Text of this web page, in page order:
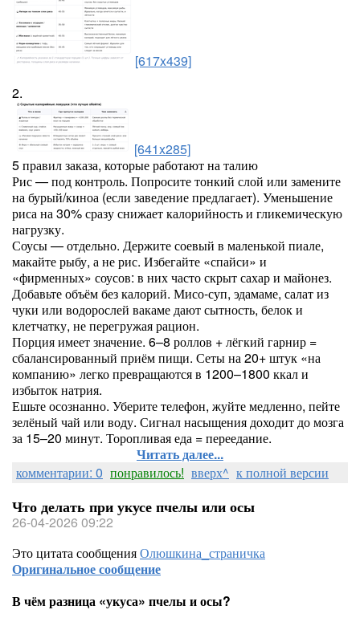
[617x439]
2.
[641x285]
5 правил заказа, которые работают на талию
Рис — под контроль. Попросите тонкий слой или замените
на бурый/киноа (если заведение предлагает). Уменьшение
риса на 30% сразу снижает калорийность и гликемическую
нагрузку.
Соусы — отдельно. Держите соевый в маленькой пиале,
макайте рыбу, а не рис. Избегайте «спайси» и
«фирменных» соусов: в них часто скрыт сахар и майонез.
Добавьте объём без калорий. Мисо-суп, эдамаме, салат из
чуки или водорослей вакаме дают сытность, белок и
клетчатку, не перегружая рацион.
Порция имеет значение. 6–8 роллов + лёгкий гарнир =
сбалансированный приём пищи. Сеты на 20+ штук «на
компанию» легко превращаются в 1200–1800 ккал и
избыток натрия.
Ешьте осознанно. Уберите телефон, жуйте медленно, пейте
зелёный чай или воду. Сигнал насыщения доходит до мозга
за 15–20 минут. Торопливая еда = переедание.
Читать далее...
комментарии: 0 понравилось! вверх^ к полной версии
Что делать при укусе пчелы или осы
26-04-2026 09:22
Это цитата сообщенияОлюшкина_страничка
Оригинальное сообщение
В чём разница «укуса» пчелы и осы?